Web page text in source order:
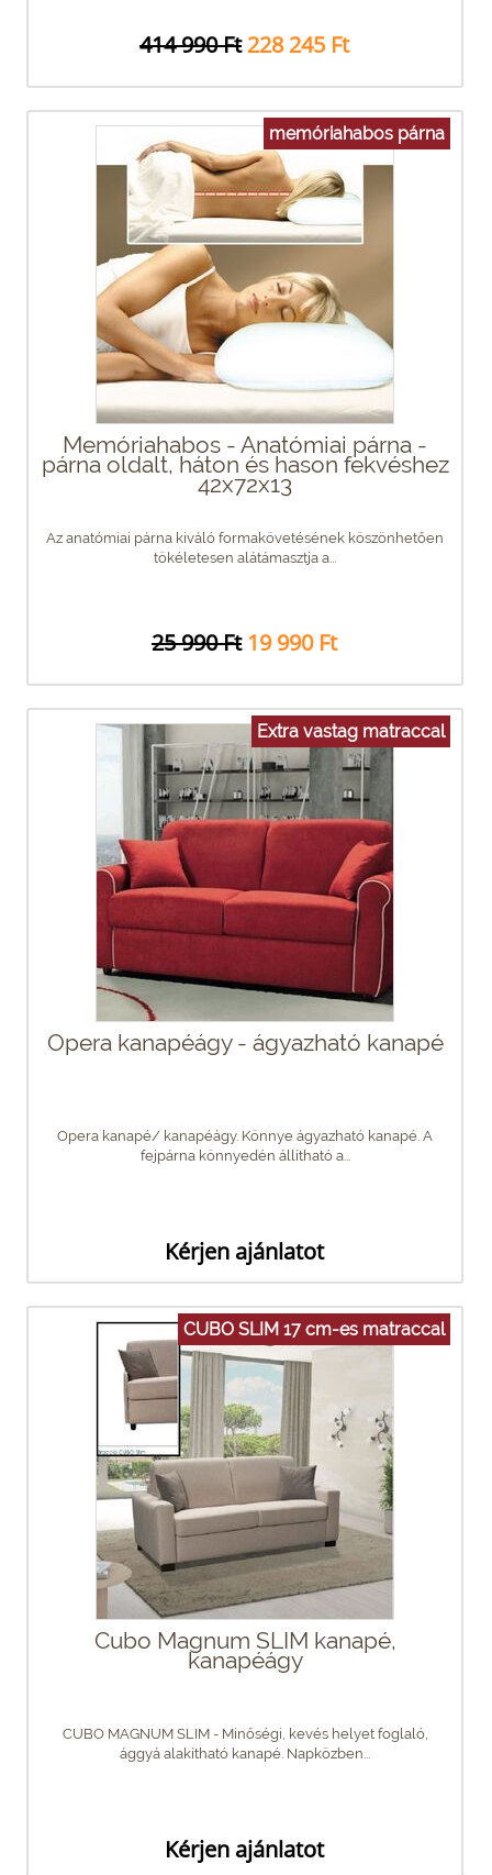
414 990 Ft 228 245 Ft
memóriahabos párna
Memóriahabos - Anatómiai párna -
párna oldalt, háton és hason fekvéshez
42x72x13
Az anatómiai párna kiváló formakövetésének köszönhetően
tökéletesen alátámasztja a...
25 990 Ft 19 990 Ft
Extra vastag matraccal
Opera kanapéágy - ágyazható kanapé
Opera kanapé/ kanapéágy. Könnye ágyazható kanapé. A
fejpárna könnyedén állítható a...
Kérjen ajánlatot
CUBO SLIM 17 cm-es matraccal
Cubo Magnum SLIM kanapé,
kanapéágy
CUBO MAGNUM SLIM - Minőségi, kevés helyet foglaló,
ággyá alakítható kanapé. Napközben...
Kérjen ajánlatot